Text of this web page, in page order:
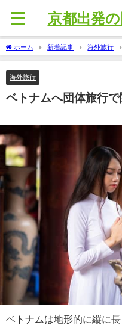
京都出発
ホーム 新着記事 海外旅行
ラン
海外旅行
ベトナムへ団体旅行
ベトナムは地形的に縦に